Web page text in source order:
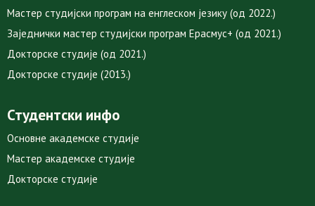
Мастер студијски програм на енглеском језику (од 2022.)
Заједнички мастер студијски програм Ерасмус+ (од 2021.)
Докторске студије (од 2021.)
Докторске студије (2013.)
Студентски инфо
Основне академске студије
Мастер академске студије
Докторске студије